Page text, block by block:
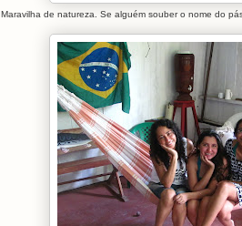
Maravilha de natureza. Se alguém souber o nome do